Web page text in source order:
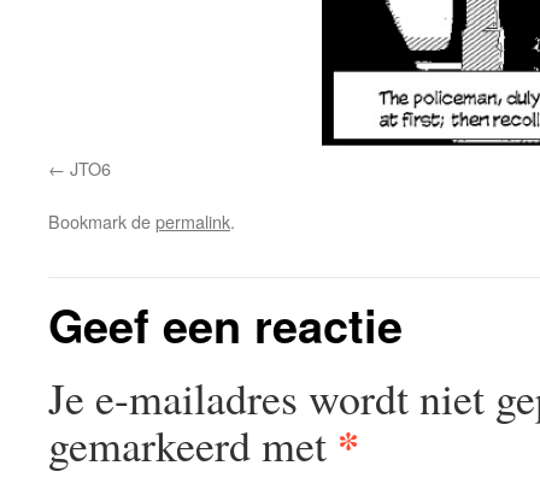
JTO6
Bookmark depermalink.
Geef een reactie
Je e-mailadres wordt niet
gemarkeerd met *